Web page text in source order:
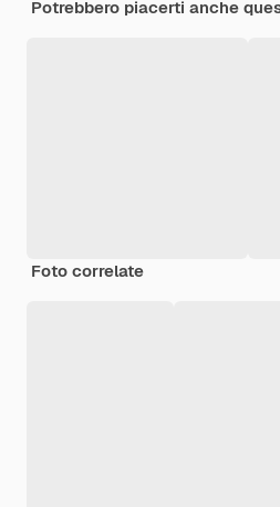
Potrebbero piacerti anche
Foto correlate